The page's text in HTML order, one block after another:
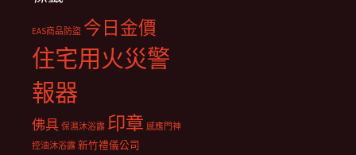
EAS商品防盜 今日金價
住宅用火災警
報器
佛具 保濕沐浴露 印章 感應門神
控油沐浴露 新竹禮儀公司